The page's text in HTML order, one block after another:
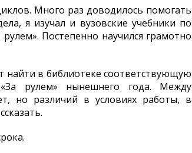
Много раз доводилось помогать
я изучал и вузовские учебники по
Постепенно научился грамотно
в библиотеке соответствующую
рулем» нынешнего года. Между
но различий в условиях работы, в